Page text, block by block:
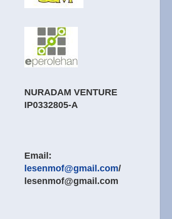
NURADAM VENTURE
IP0332805-A
Email:
lesenmof@gmail.com/
lesenmof@gmail.com